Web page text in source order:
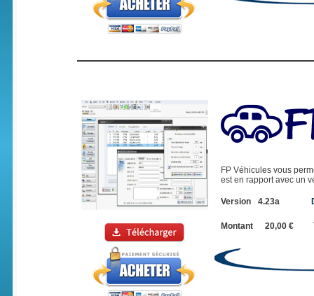
FP Véhicules vous
est en rapport avec un
Version 4.23a
Montant 20,00 €